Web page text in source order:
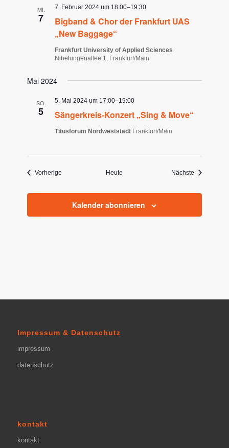
MI.
7
Bigband & Chor der Frankfurt UAS
„New Baggage“
7. Februar 2024 um 18:00–19:30
Frankfurt University of Applied Sciences
Nibelungenallee 1, Frankfurt/Main
Mai 2024
SO.
5 Sängerkreis-Konzert „Sing & Move“
5. Mai 2024 um 17:00–19:00
Titusforum Nordweststadt Frankfurt/Main
Vorherige VeranstaltungenHeute Nächste
Kalender abonnieren
Impressum & Datenschutz
impressum
datenschutz
kontakt
kontakt